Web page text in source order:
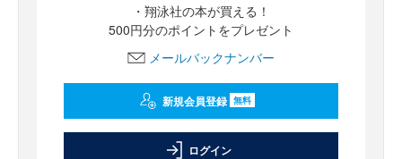
・翔泳社の本が買える！
500円分のポイントをプレゼント
メールバックナンバー
新規会員登録 無料
ログイン